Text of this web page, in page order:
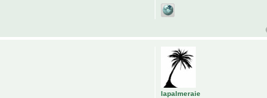
lapalmeraie